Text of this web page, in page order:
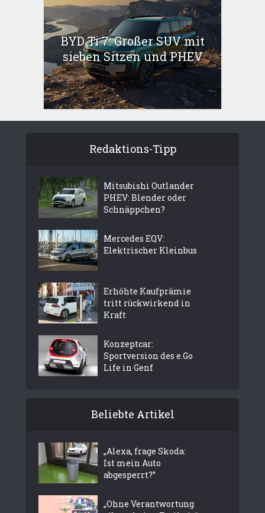
BYD Ti 7: Großer SUV mit
sieben Sitzen und PHEV
Redaktions-Tipp
Mitsubishi Outlander
PHEV: Blender oder
Schnäppchen?
Mercedes EQV:
Elektrischer Kleinbus
Erhöhte Kaufprämie
tritt rückwirkend in
Kraft
Konzeptcar:
Sportversion des e.Go
Life in Genf
Beliebte Artikel
„Alexa, frage Skoda:
Ist mein Auto
abgesperrt?”
„Ohne Verantwortung